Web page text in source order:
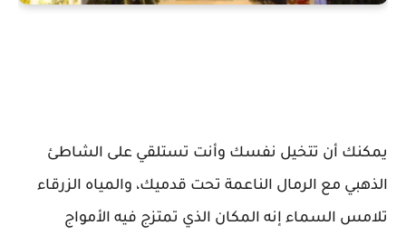
يمكنك أن تتخيل نفسك وأنت تستلقي على الشاطئ
الذهبي مع الرمال الناعمة تحت قدميك، والمياه الزرقاء
تلامس السماء إنه المكان الذي تمتزج فيه الأمواج